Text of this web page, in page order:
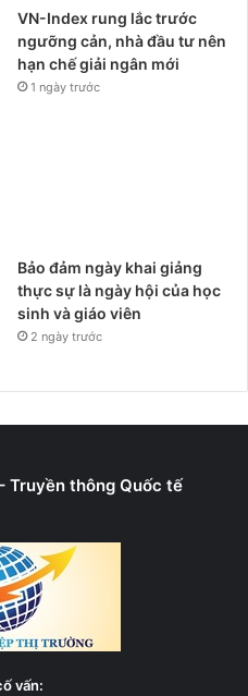
VN-Index rung lắc trước
ngưỡng cản, nhà đầu tư nên
hạn chế giải ngân mới
1 ngày trước
Bảo đảm ngày khai giảng
thực sự là ngày hội của học
sinh và giáo viên
2 ngày trước
Truyền thông Quốc tế
vấn: